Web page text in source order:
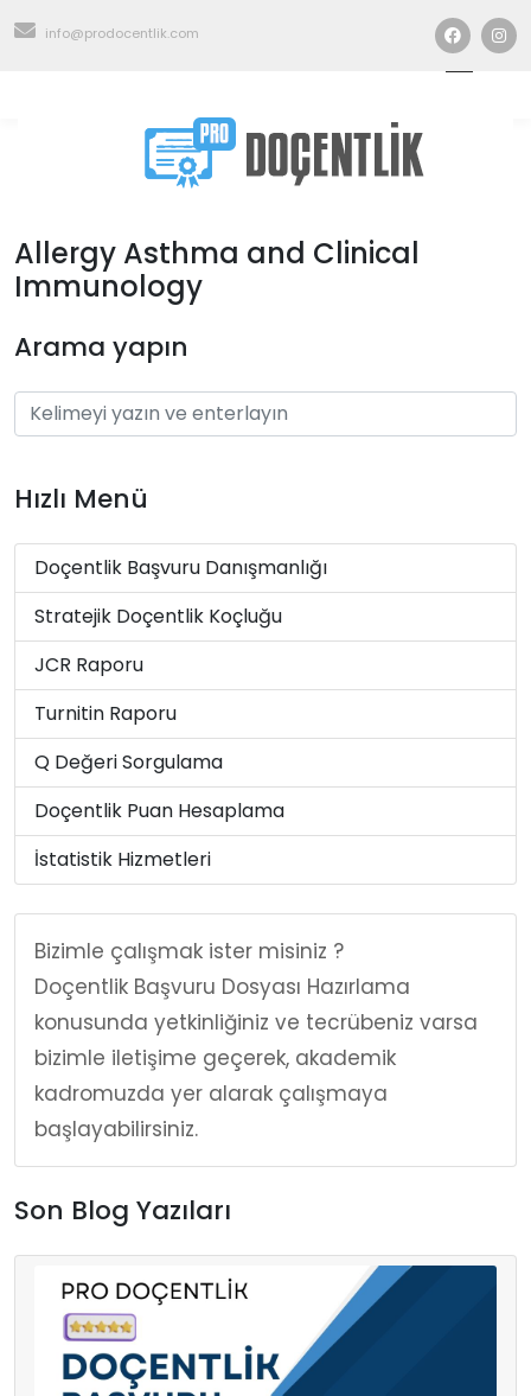
info@prodocentlik.com
Allergy Asthma and Clinical
Immunology
Arama yapın
Hızlı Menü
Doçentlik Başvuru Danışmanlığı
Stratejik Doçentlik Koçluğu
JCR Raporu
Turnitin Raporu
Q Değeri Sorgulama
Doçentlik Puan Hesaplama
İstatistik Hizmetleri
Bizimle çalışmak ister misiniz ?
Doçentlik Başvuru Dosyası Hazırlama
konusunda yetkinliğiniz ve tecrübeniz varsa
bizimle iletişime geçerek, akademik
kadromuzda yer alarak çalışmaya
başlayabilirsiniz.
Son Blog Yazıları